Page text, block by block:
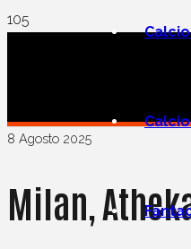
8 Agosto 2025
Milan,